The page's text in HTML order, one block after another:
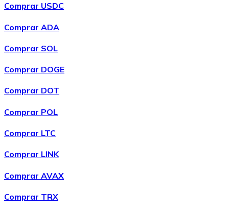
ComprarUniswap
ComprarEthereum Classic
Comprar USDC
Comprar ADA
Comprar SOL
Comprar DOGE
Comprar DOT
Comprar POL
Comprar LTC
Comprar LINK
Comprar AVAX
Comprar TRX